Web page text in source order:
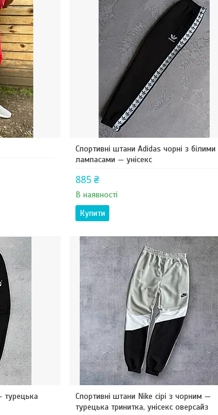
Спортивні штани Adidas чорні з білими
лампасами — унісекс
885 ₴
В наявності
Купити
турецька
Спортивні штани Nike сірі з чорним —
турецька тринитка, унісекс оверсайз